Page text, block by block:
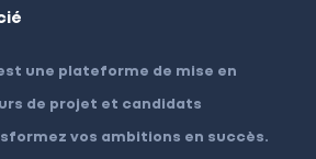
une plateforme de mise en
de projet et candidats
vos ambitions en succès.